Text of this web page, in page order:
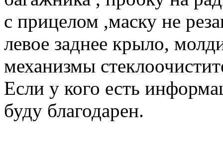
с прицелом ,маску не
левое заднее крыло,
механизмы
Если у кого есть
буду благодарен.